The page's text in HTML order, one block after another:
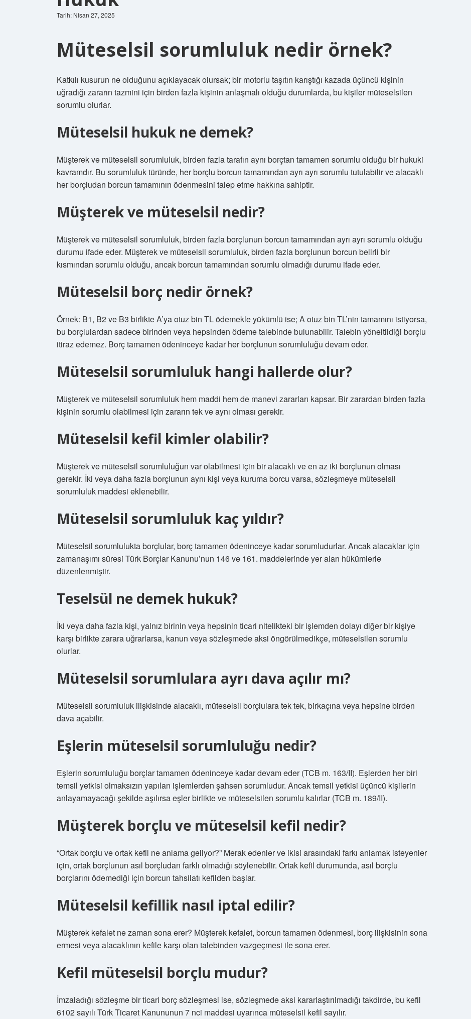
Tarih: Nisan 27, 2025
Müteselsil sorumluluk nedir örnek?
Katkılı kusurun ne olduğunu açıklayacak olursak; bir motorlu taşıtın karıştığı kazada üçüncü kişinin
uğradığı zararın tazmini için birden fazla kişinin anlaşmalı olduğu durumlarda, bu kişiler müteselsilen
sorumlu olurlar.
Müteselsil hukuk ne demek?
Müşterek ve müteselsil sorumluluk, birden fazla tarafın aynı borçtan tamamen sorumlu olduğu bir hukuki
kavramdır. Bu sorumluluk türünde, her borçlu borcun tamamından ayrı ayrı sorumlu tutulabilir ve alacaklı
her borçludan borcun tamamının ödenmesini talep etme hakkına sahiptir.
Müşterek ve müteselsil nedir?
Müşterek ve müteselsil sorumluluk, birden fazla borçlunun borcun tamamından ayrı ayrı sorumlu olduğu
durumu ifade eder. Müşterek ve müteselsil sorumluluk, birden fazla borçlunun borcun belirli bir
kısmından sorumlu olduğu, ancak borcun tamamından sorumlu olmadığı durumu ifade eder.
Müteselsil borç nedir örnek?
Örnek: B1, B2 ve B3 birlikte A’ya otuz bin TL ödemekle yükümlü ise; A otuz bin TL’nin tamamını istiyorsa,
bu borçlulardan sadece birinden veya hepsinden ödeme talebinde bulunabilir. Talebin yöneltildiği borçlu
itiraz edemez. Borç tamamen ödeninceye kadar her borçlunun sorumluluğu devam eder.
Müteselsil sorumluluk hangi hallerde olur?
Müşterek ve müteselsil sorumluluk hem maddi hem de manevi zararları kapsar. Bir zarardan birden fazla
kişinin sorumlu olabilmesi için zararın tek ve aynı olması gerekir.
Müteselsil kefil kimler olabilir?
Müşterek ve müteselsil sorumluluğun var olabilmesi için bir alacaklı ve en az iki borçlunun olması
gerekir. İki veya daha fazla borçlunun aynı kişi veya kuruma borcu varsa, sözleşmeye müteselsil
sorumluluk maddesi eklenebilir.
Müteselsil sorumluluk kaç yıldır?
Müteselsil sorumlulukta borçlular, borç tamamen ödeninceye kadar sorumludurlar. Ancak alacaklar için
zamanaşımı süresi Türk Borçlar Kanunu’nun 146 ve 161. maddelerinde yer alan hükümlerle
düzenlenmiştir.
Teselsül ne demek hukuk?
İki veya daha fazla kişi, yalnız birinin veya hepsinin ticari nitelikteki bir işlemden dolayı diğer bir kişiye
karşı birlikte zarara uğrarlarsa, kanun veya sözleşmede aksi öngörülmedikçe, müteselsilen sorumlu
olurlar.
Müteselsil sorumlulara ayrı dava açılır mı?
Müteselsil sorumluluk ilişkisinde alacaklı, müteselsil borçlulara tek tek, birkaçına veya hepsine birden
dava açabilir.
Eşlerin müteselsil sorumluluğu nedir?
Eşlerin sorumluluğu borçlar tamamen ödeninceye kadar devam eder (TCB m. 163/II). Eşlerden her biri
temsil yetkisi olmaksızın yapılan işlemlerden şahsen sorumludur. Ancak temsil yetkisi üçüncü kişilerin
anlayamayacağı şekilde aşılırsa eşler birlikte ve müteselsilen sorumlu kalırlar (TCB m. 189/II).
Müşterek borçlu ve müteselsil kefil nedir?
“Ortak borçlu ve ortak kefil ne anlama geliyor?” Merak edenler ve ikisi arasındaki farkı anlamak isteyenler
için, ortak borçlunun asıl borçludan farklı olmadığı söylenebilir. Ortak kefil durumunda, asıl borçlu
borçlarını ödemediği için borcun tahsilatı kefilden başlar.
Müteselsil kefillik nasıl iptal edilir?
Müşterek kefalet ne zaman sona erer? Müşterek kefalet, borcun tamamen ödenmesi, borç ilişkisinin sona
ermesi veya alacaklının kefile karşı olan talebinden vazgeçmesi ile sona erer.
Kefil müteselsil borçlu mudur?
İmzaladığı sözleşme bir ticari borç sözleşmesi ise, sözleşmede aksi kararlaştırılmadığı takdirde, bu kefil
6102 sayılı Türk Ticaret Kanununun 7 nci maddesi uyarınca müteselsil kefil sayılır.